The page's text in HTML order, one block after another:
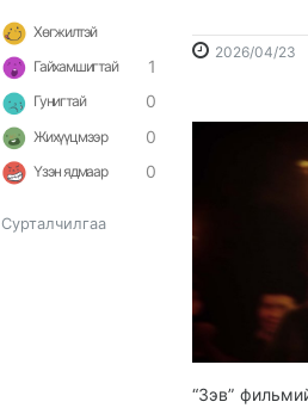
Хөгжилтэй
Гайхамшигтай
1
Гунигтай 0
Жихүүцмээр 0
Үзэн ядмаар 0
Сурталчилгаа
2026/04/23
“Зэв”